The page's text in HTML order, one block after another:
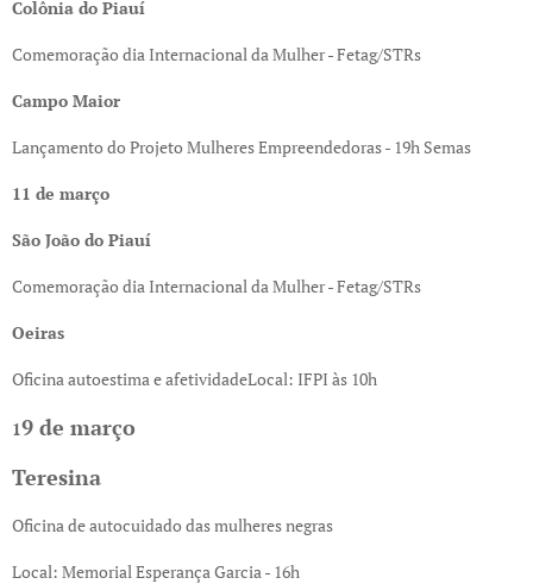
Colônia do Piauí
Comemoração dia Internacional da Mulher - Fetag/STRs
Campo Maior
Lançamento do Projeto Mulheres Empreendedoras - 19h Semas
11 de março
São João do Piauí
Comemoração dia Internacional da Mulher - Fetag/STRs
Oeiras
Oficina autoestima e afetividadeLocal: IFPI às 10h
19 de março
Teresina
Oficina de autocuidado das mulheres negras
Local: Memorial Esperança Garcia - 16h